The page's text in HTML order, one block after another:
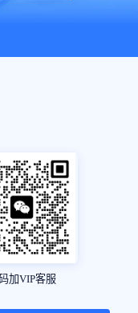
加VIP客服